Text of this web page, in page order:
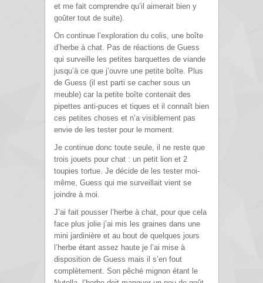
et me fait comprendre qu’il aimerait bien y
goûter tout de suite).
On continue l’exploration du colis, une boîte
d’herbe à chat. Pas de réactions de Guess
qui surveille les petites barquettes de viande
jusqu’à ce que j’ouvre une petite boîte. Plus
de Guess (il est parti se cacher sous un
meuble) car la petite boîte contenait des
pipettes anti-puces et tiques et il connaît bien
ces petites choses et n’a visiblement pas
envie de les tester pour le moment.
Je continue donc toute seule, il ne reste que
trois jouets pour chat : un petit lion et 2
toupies tortue. Je décide de les tester moi-
même, Guess qui me surveillait vient se
joindre à moi.
J’ai fait pousser l’herbe à chat, pour que cela
face plus jolie j’ai mis les graines dans une
mini jardinière et au bout de quelques jours
l’herbe étant assez haute je l’ai mise à
disposition de Guess mais il s’en fout
complètement. Son pêché mignon étant le